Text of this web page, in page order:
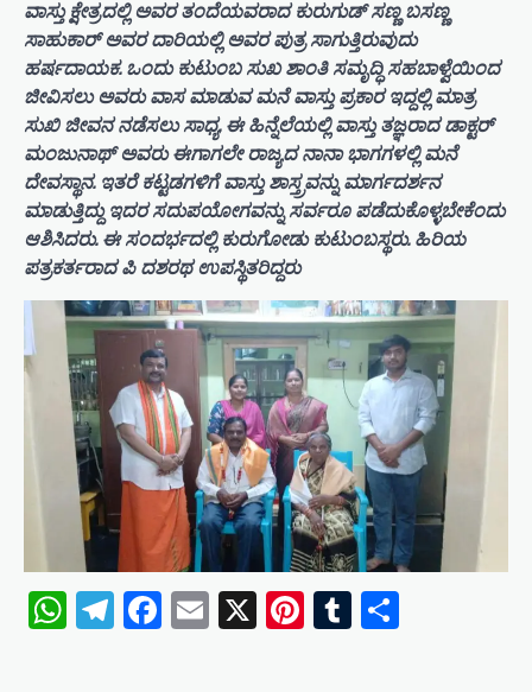
ವಾಸ್ತು ಕ್ಷೇತ್ರದಲ್ಲಿ ಅವರ ತಂದೆಯವರಾದ ಕುರುಗುಡ್ ಸಣ್ಣ ಬಸಣ್ಣ
ಸಾಹುಕಾರ್ ಅವರ ದಾರಿಯಲ್ಲಿ ಅವರ ಪುತ್ರ ಸಾಗುತ್ತಿರುವುದು
ಹರ್ಷದಾಯಕ. ಒಂದು ಕುಟುಂಬ ಸುಖ ಶಾಂತಿ ಸಮೃದ್ಧಿ ಸಹಬಾಳ್ವೆಯಿಂದ
ಜೀವಿಸಲು ಅವರು ವಾಸ ಮಾಡುವ ಮನೆ ವಾಸ್ತು ಪ್ರಕಾರ ಇದ್ದಲ್ಲಿ ಮಾತ್ರ
ಸುಖಿ ಜೀವನ ನಡೆಸಲು ಸಾಧ್ಯ. ಈ ಹಿನ್ನೆಲೆಯಲ್ಲಿ ವಾಸ್ತು ತಜ್ಞರಾದ ಡಾಕ್ಟರ್
ಮಂಜುನಾಥ್ ಅವರು ಈಗಾಗಲೇ ರಾಜ್ಯದ ನಾನಾ ಭಾಗಗಳಲ್ಲಿ ಮನೆ
ದೇವಸ್ಥಾನ. ಇತರೆ ಕಟ್ಟಡಗಳಿಗೆ ವಾಸ್ತು ಶಾಸ್ತ್ರವನ್ನು ಮಾರ್ಗದರ್ಶನ
ಮಾಡುತ್ತಿದ್ದು ಇದರ ಸದುಪಯೋಗವನ್ನು ಸರ್ವರೂ ಪಡೆದುಕೊಳ್ಳಬೇಕೆಂದು
ಆಶಿಸಿದರು. ಈ ಸಂದರ್ಭದಲ್ಲಿ ಕುರುಗೋಡು ಕುಟುಂಬಸ್ಥರು. ಹಿರಿಯ
ಪತ್ರಕರ್ತರಾದ ಪಿ ದಶರಥ ಉಪಸ್ಥಿತರಿದ್ದರು
WhatsApp
Telegram
Facebook
Email
X Pinterest
Tumblr